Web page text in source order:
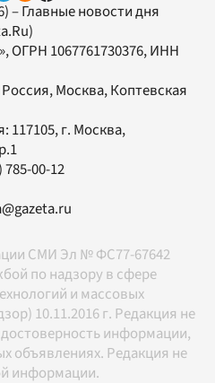
– Главные новости дня
, ОГРН 1067761730376, ИНН
Москва, Коптевская
117105, г. Москва,
785-00-12
СМИ Эл № ФС77-67642
по надзору в сфере
и массовых
10.11.2016 г. Редакция не
информации,
объявлениях. Редакция не
информации.